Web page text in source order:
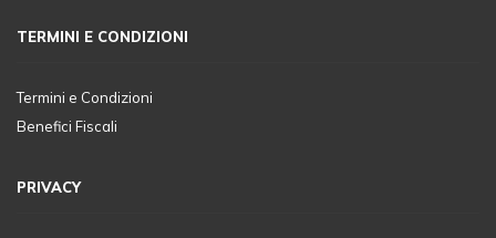
TERMINI E CONDIZIONI
Termini e Condizioni
Benefici Fiscali
PRIVACY